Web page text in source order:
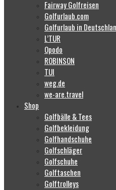
Fairway Golfreisen
Golfurlaub.com
Golfurlaub in
L’TUR
Opodo
ROBINSON
TUI
weg.de
we-are.travel
Shop
Golfbälle & Tees
Golfbekleidung
Golfhandschuhe
Golfschläger
Golfschuhe
Golftaschen
Golftrolleys